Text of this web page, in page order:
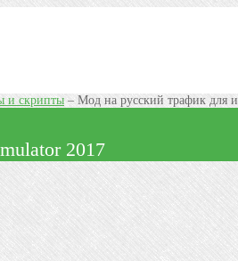
и скрипты – Мод на русский трафик для
2017